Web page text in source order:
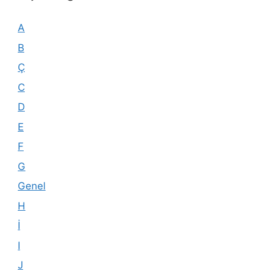
A
B
Ç
C
D
E
F
G
Genel
H
İ
I
J